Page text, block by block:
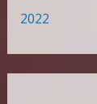
2022